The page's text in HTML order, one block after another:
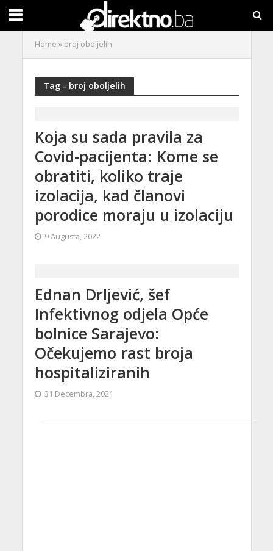
Home » broj oboljelih
Tag - broj oboljelih
Koja su sada pravila za
Covid-pacijenta: Kome se
obratiti, koliko traje
izolacija, kad članovi
porodice moraju u izolaciju
9 Augusta, 2022
Ednan Drljević, šef
Infektivnog odjela Opće
bolnice Sarajevo:
Očekujemo rast broja
hospitaliziranih
31 Decembra, 2021